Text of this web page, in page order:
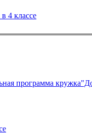
4 классе
программа